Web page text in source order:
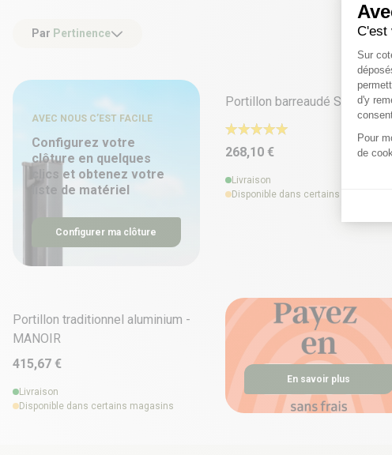
Par Pertinence
AVEC NOUS C’EST FACILE
Configurez votre
clôture en quelques
clics et obtenez votre
liste de matériel
Configurer ma clôture
En savoir plus
Portillon barreaudé STYLE
268,10 €
Livraison
Disponible dans certains magasins
Portillon traditionnel aluminium -
MANOIR
415,67 €
Livraison
Disponible dans certains magasins
C'est
Sur
d'y
Pour
de